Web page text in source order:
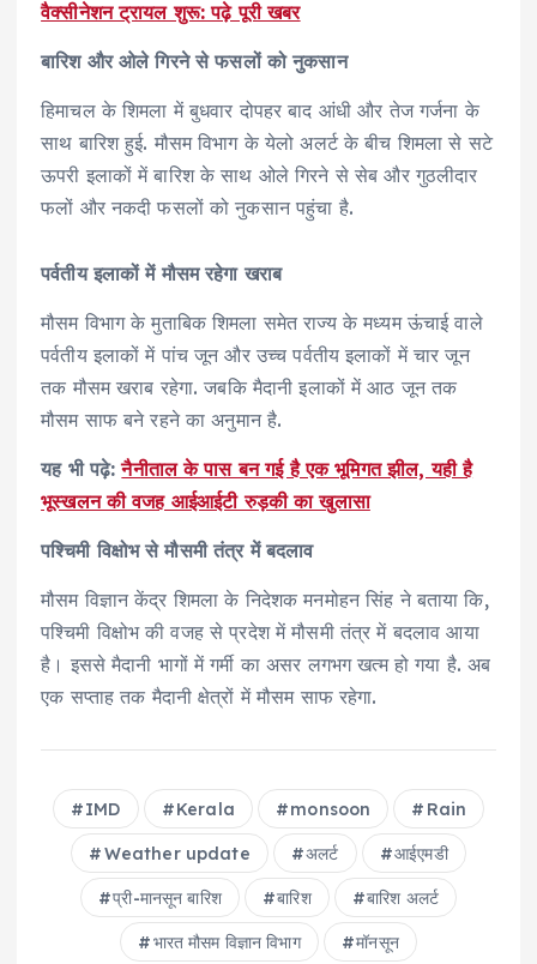
वैक्सीनेशन ट्रायल शुरू: पढ़े पूरी खबर
बारिश और ओले गिरने से फसलों को नुकसान
हिमाचल के शिमला में बुधवार दोपहर बाद आंधी और तेज गर्जना के
साथ बारिश हुई. मौसम विभाग के येलो अलर्ट के बीच शिमला से सटे
ऊपरी इलाकों में बारिश के साथ ओले गिरने से सेब और गुठलीदार
फलों और नकदी फसलों को नुकसान पहुंचा है.
पर्वतीय इलाकों में मौसम रहेगा खराब
मौसम विभाग के मुताबिक शिमला समेत राज्य के मध्यम ऊंचाई वाले
पर्वतीय इलाकों में पांच जून और उच्च पर्वतीय इलाकों में चार जून
तक मौसम खराब रहेगा. जबकि मैदानी इलाकों में आठ जून तक
मौसम साफ बने रहने का अनुमान है.
यह भी पढ़े:नैनीताल के पास बन गई है एक भूमिगत झील, यही है
भूस्खलन की वजह आईआईटी रुड़की का खुलासा
पश्चिमी विक्षोभ से मौसमी तंत्र में बदलाव
मौसम विज्ञान केंद्र शिमला के निदेशक मनमोहन सिंह ने बताया कि,
पश्चिमी विक्षोभ की वजह से प्रदेश में मौसमी तंत्र में बदलाव आया
है। इससे मैदानी भागों में गर्मी का असर लगभग खत्म हो गया है. अब
एक सप्ताह तक मैदानी क्षेत्रों में मौसम साफ रहेगा.
IMD Kerala monsoon Rain
Weather update अलर्ट आईएमडी
प्री-मानसून बारिश बारिश बारिश अलर्ट
भारत मौसम विज्ञान विभाग मॉनसून